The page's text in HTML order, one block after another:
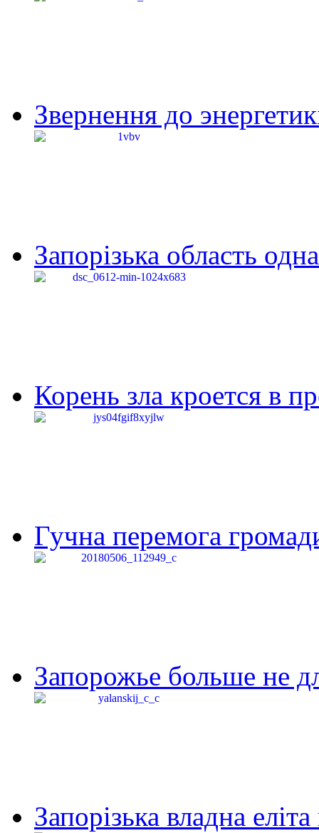
Звернення до
Запорізька область
Корень зла кроется в
Гучна перемога
Запорожье больше не
Запорізька владна